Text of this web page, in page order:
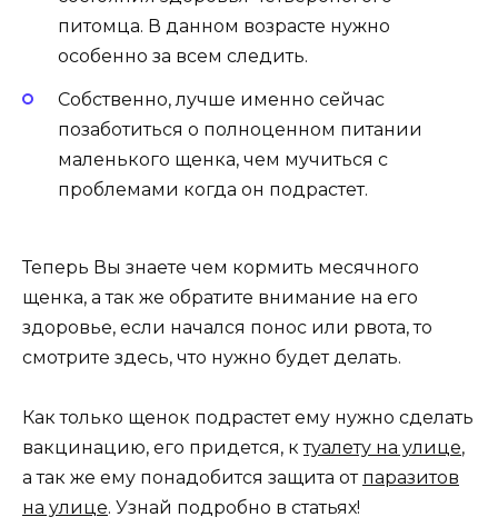
питомца. В данном возрасте нужно
особенно за всем следить.
Собственно, лучше именно сейчас
позаботиться о полноценном питании
маленького щенка, чем мучиться с
проблемами когда он подрастет.
Теперь Вы знаете чем кормить месячного
щенка, а так же обратите внимание на его
здоровье, если начался понос или рвота, то
смотрите здесь, что нужно будет делать.
Как только щенок подрастет ему нужно сделать
вакцинацию, его придется, ктуалету на улице,
а так же ему понадобится защита от паразитов
на улице. Узнай подробно в статьях!